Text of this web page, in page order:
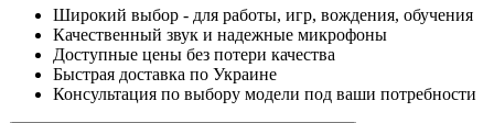
Широкий выбор - для работы, игр, вождения, обучения
Качественный звук и надежные микрофоны
Доступные цены без потери качества
Быстрая доставка по Украине
Консультация по выбору модели под ваши потребности